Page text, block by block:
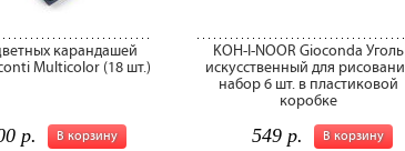
карандашей
Multicolor (18 шт.)
В корзину
р.
KOH-I-NOOR Gioconda Уголь
искусственный для
набор 6 шт. в пластиковой
коробке
В корзину
549 р.